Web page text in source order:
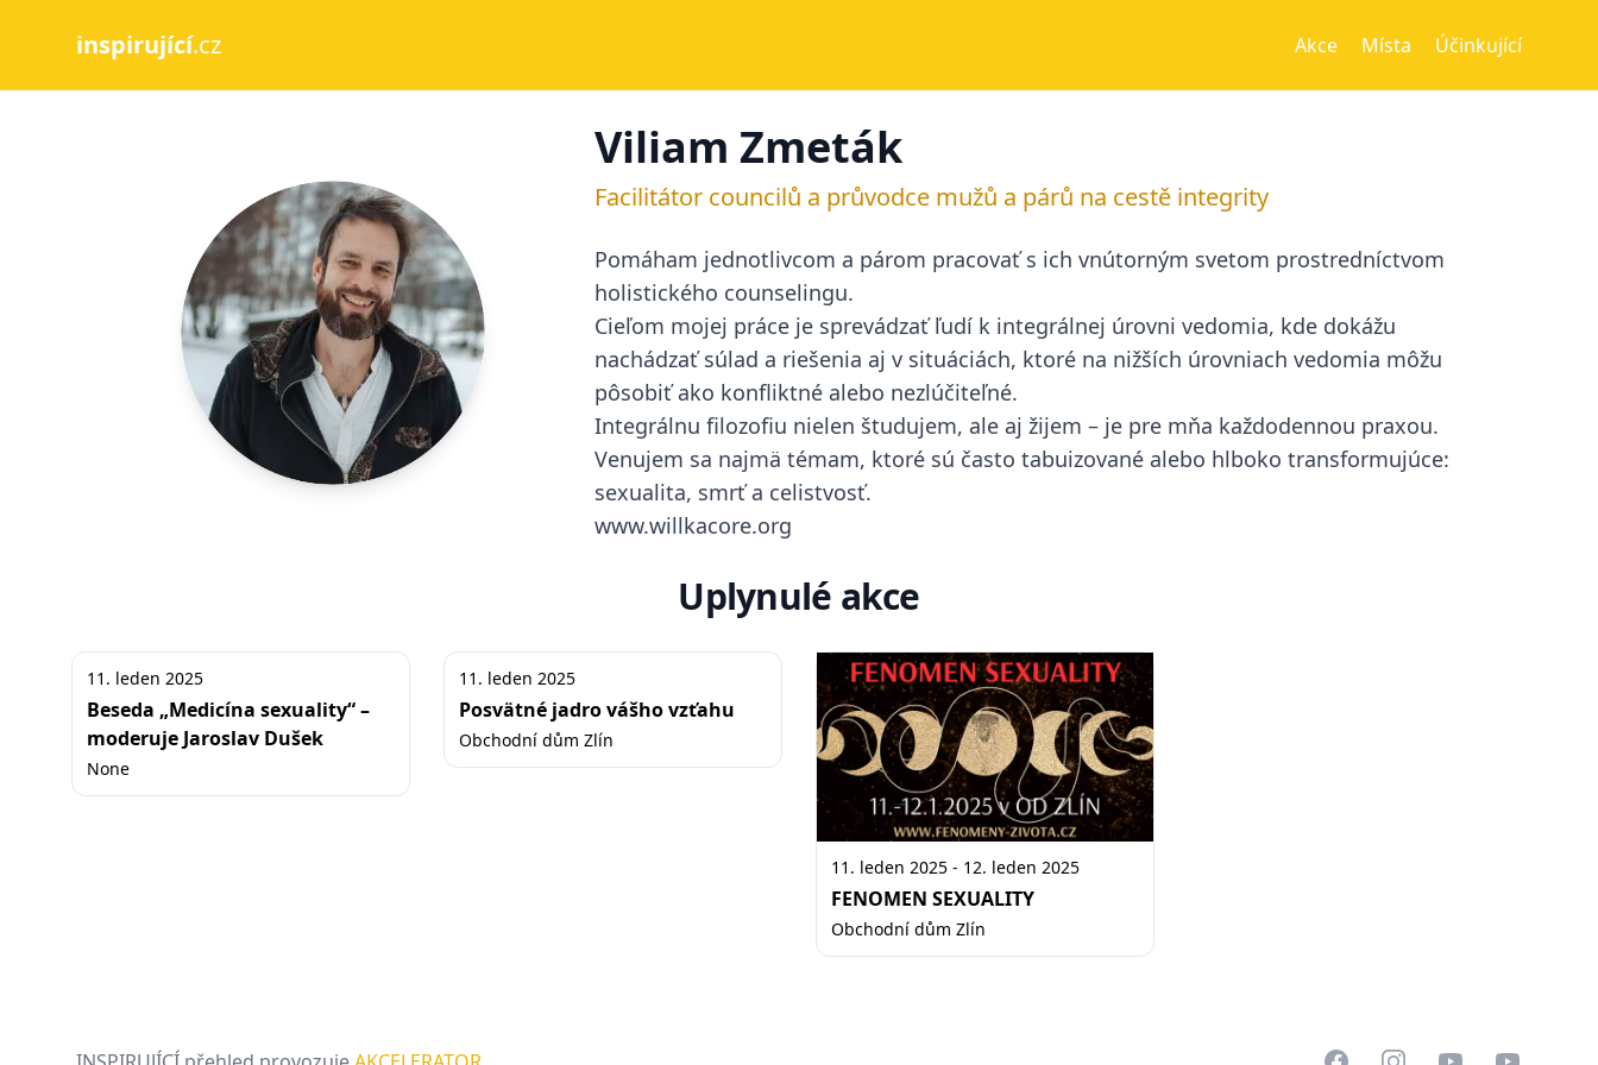
inspirující.cz Akce Místa Účinkující
Viliam Zmeták
Facilitátor councilů a průvodce mužů a párů na cestě integrity
Pomáham jednotlivcom a párom pracovať s ich vnútorným svetom prostredníctvom
holistického counselingu.
Cieľom mojej práce je sprevádzať ľudí k integrálnej úrovni vedomia, kde dokážu
nachádzať súlad a riešenia aj v situáciách, ktoré na nižších úrovniach vedomia môžu
pôsobiť ako konfliktné alebo nezlúčiteľné.
Integrálnu filozofiu nielen študujem, ale aj žijem – je pre mňa každodennou praxou.
Venujem sa najmä témam, ktoré sú často tabuizované alebo hlboko transformujúce:
sexualita, smrť a celistvosť.
www.willkacore.org
Uplynulé akce
11. leden 2025
Beseda „Medicína sexuality“ –
moderuje Jaroslav Dušek
None
11. leden 2025
Posvätné jadro vášho vzťahu
Obchodní dům Zlín
11. leden 2025 - 12. leden 2025
FENOMEN SEXUALITY
Obchodní dům Zlín